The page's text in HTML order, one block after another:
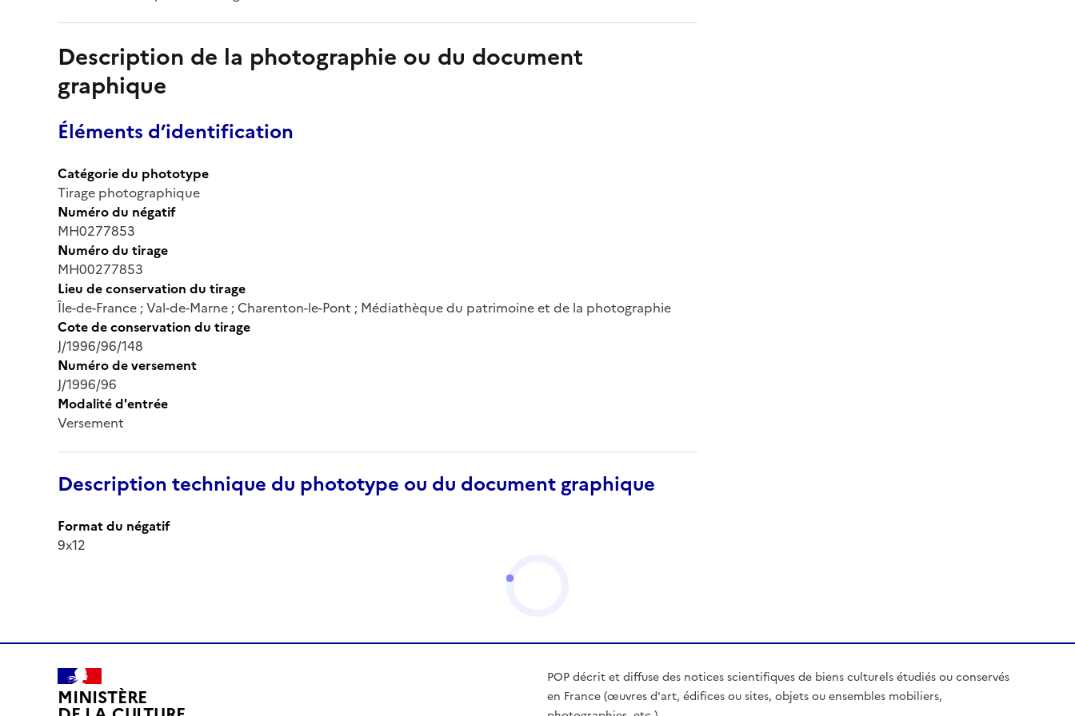
Description de la photographie ou du document
graphique
Éléments d’identification
Catégorie du phototype
Tirage photographique
Numéro du négatif
MH0277853
Numéro du tirage
MH00277853
Lieu de conservation du tirage
Île-de-France ; Val-de-Marne ; Charenton-le-Pont ; Médiathèque du patrimoine et de la photographie
Cote de conservation du tirage
J/1996/96/148
Numéro de versement
J/1996/96
Modalité d'entrée
Versement
Description technique du phototype ou du document graphique
Format du négatif
9x12
MINISTÈRE
POP décrit et diffuse des notices scientifiques de biens culturels étudiés ou conservés
en France (œuvres d'art, édifices ou sites, objets ou ensembles mobiliers,